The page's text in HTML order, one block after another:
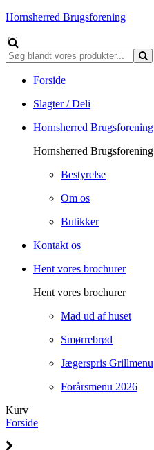
Hornsherred Brugsforening
Forside
Slagter / Deli
Hornsherred Brugsforening
Hornsherred Brugsforening
Bestyrelse
Om os
Butikker
Kontakt os
Hent vores brochurer
Hent vores brochurer
Mad ud af huset
Smørrebrød
Jægerspris Grillmenu
Forårsmenu 2026
Kurv
Forside